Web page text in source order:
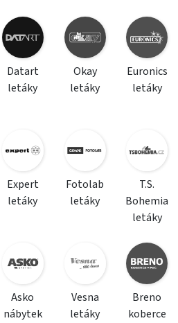
Datart
letáky
Okay
letáky
Euronics
letáky
Expert
letáky
Fotolab
letáky
T.S.
Bohemia
letáky
Asko
nábytek
Vesna
letáky
Breno
koberce